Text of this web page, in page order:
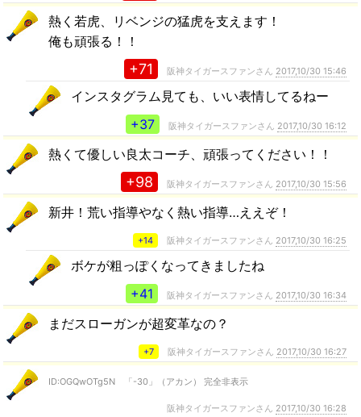
熱く若虎、リベンジの猛虎を支えます！
俺も頑張る！！
+71 阪神タイガースファンさん 2017,10/30 15:46
インスタグラム見ても、いい表情してるねー
+37
阪神タイガースファンさん 2017,10/30 16:12
熱くて優しい良太コーチ、頑張ってください！！
+98 阪神タイガースファンさん 2017,10/30 15:56
新井！荒い指導やなく熱い指導…ええぞ！
+14 阪神タイガースファンさん 2017,10/30 16:25
ボケが粗っぽくなってきましたね
+41
阪神タイガースファンさん 2017,10/30 16:34
まだスローガンが超変革なの？
+7 阪神タイガースファンさん 2017,10/30 16:27
ID:OGQwOTg5N 「-30」（アカン） 完全非表示
阪神タイガースファンさん 2017,10/30 16:28